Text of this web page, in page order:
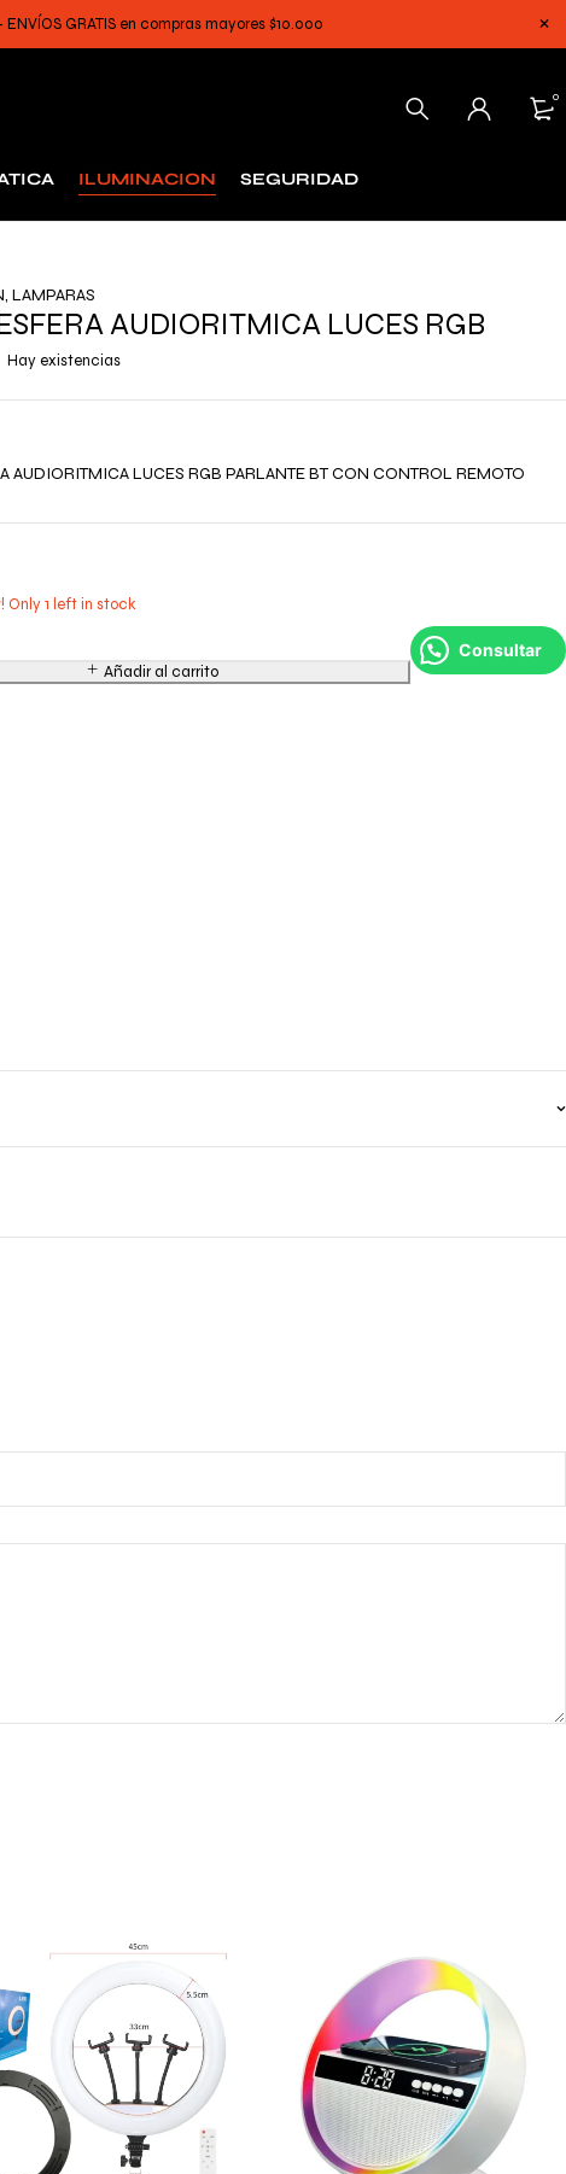
GRATIS en compras mayores $10.000
0
ILUMINACION SEGURIDAD
,LAMPARAS
AUDIORITMICA LUCES RGB
Hay existencias
AUDIORITMICA LUCES RGB PARLANTE BT CON CONTROL REMOTO
Only 1 left in stock
Añadir al carrito
Consultar